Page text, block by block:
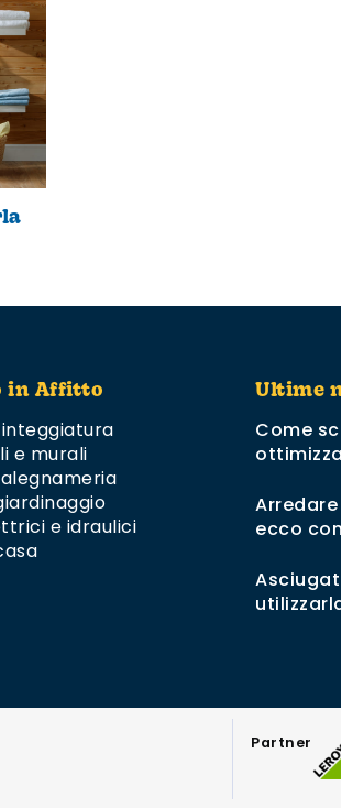
in Affitto
e murali
e idraulici
Ultime
Come
Arredare
ecco
Partner